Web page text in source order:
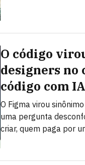
O código
designers no
código com IA
O Figma virou
uma pergunta
criar, quem paga por